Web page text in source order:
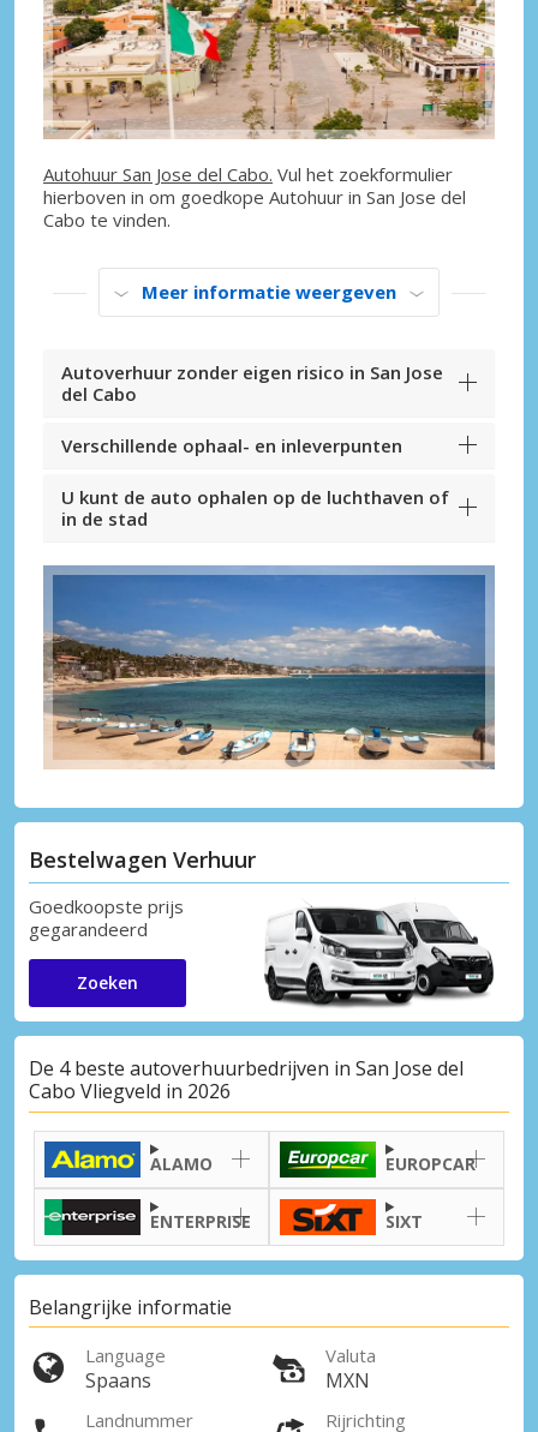
Autohuur San Jose del Cabo. Vul het zoekformulier
hierboven in om goedkope Autohuur in San Jose del
Cabo te vinden.
Meer informatie weergeven
Autoverhuur zonder eigen risico in San Jose
del Cabo
Verschillende ophaal- en inleverpunten
U kunt de auto ophalen op de luchthaven of
in de stad
Bestelwagen Verhuur
Goedkoopste prijs
gegarandeerd
Zoeken
De 4 beste autoverhuurbedrijven in San Jose del
Cabo Vliegveld in 2026
ALAMO EUROPCAR
ENTERPRISE SIXT
Belangrijke informatie
Language
Spaans
Valuta
MXN
Landnummer Rijrichting